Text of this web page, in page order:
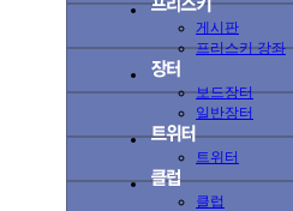
게시판
프리스키 강좌
보드장터
일반장터
트위터
클럽